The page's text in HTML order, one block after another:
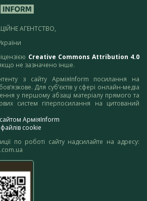
АГЕНТСТВО,
Creative Commons Attribution 4.0
не зазначено інше.
з сайту АрміяInform посилання на
Для суб’єктів у сфері онлайн-медіа
у першому абзаці матеріалу прямого та
систем гіперпосилання на цитований
АрміяInform
cookie
по роботі сайту надсилайте на адресу: